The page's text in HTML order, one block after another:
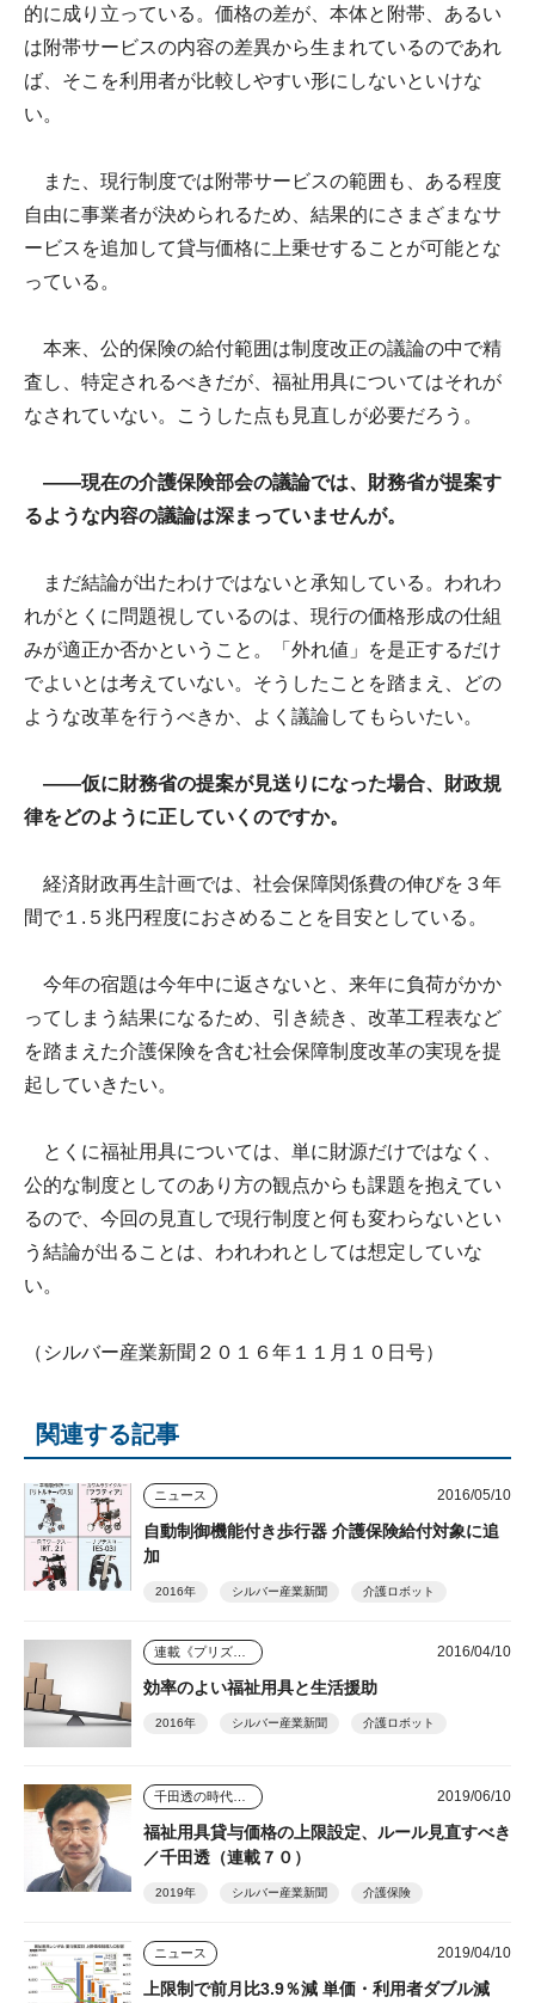
的に成り立っている。価格の差が、本体と附帯、あるい
は附帯サービスの内容の差異から生まれているのであれ
ば、そこを利用者が比較しやすい形にしないといけな
い。
また、現行制度では附帯サービスの範囲も、ある程度
自由に事業者が決められるため、結果的にさまざまなサ
ービスを追加して貸与価格に上乗せすることが可能とな
っている。
本来、公的保険の給付範囲は制度改正の議論の中で精
査し、特定されるべきだが、福祉用具についてはそれが
なされていない。こうした点も見直しが必要だろう。
――現在の介護保険部会の議論では、財務省が提案す
るような内容の議論は深まっていませんが。
まだ結論が出たわけではないと承知している。われわ
れがとくに問題視しているのは、現行の価格形成の仕組
みが適正か否かということ。「外れ値」を是正するだけ
でよいとは考えていない。そうしたことを踏まえ、どの
ような改革を行うべきか、よく議論してもらいたい。
――仮に財務省の提案が見送りになった場合、財政規
律をどのように正していくのですか。
経済財政再生計画では、社会保障関係費の伸びを３年
間で１.５兆円程度におさめることを目安としている。
今年の宿題は今年中に返さないと、来年に負荷がかか
ってしまう結果になるため、引き続き、改革工程表など
を踏まえた介護保険を含む社会保障制度改革の実現を提
起していきたい。
とくに福祉用具については、単に財源だけではなく、
公的な制度としてのあり方の観点からも課題を抱えてい
るので、今回の見直しで現行制度と何も変わらないとい
う結論が出ることは、われわれとしては想定していな
い。
（シルバー産業新聞２０１６年１１月１０日号）
関連する記事
ニュース 2016/05/10
自動制御機能付き歩行器 介護保険給付対象に追
加
2016年 シルバー産業新聞 介護ロボット
2016/04/10
効率のよい福祉用具と生活援助
2016年 シルバー産業新聞 介護ロボット
2019/06/10
福祉用具貸与価格の上限設定、ルール見直すべき
／千田透（連載７０）
2019年 シルバー産業新聞 介護保険
ニュース 2019/04/10
上限制で前月比3.9％減 単価・利用者ダブル減